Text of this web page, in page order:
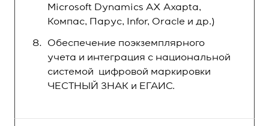
перемещения между складами, реализация,
Работа с видами упаковки
конфигурациями упаковок
Ручная блокировка партии для дальнейшего
Microsoft Dynamics AX Axapta,
Компас, Парус, Infor, Oracle и др.)
Обеспечение поэкземплярного
учета и интеграция с национальной
системой цифровой маркировки
ЧЕСТНЫЙ ЗНАК и ЕГАИС.